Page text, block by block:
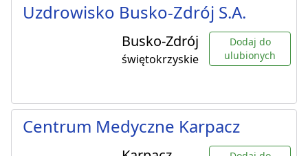
Uzdrowisko Busko-Zdrój S.A.
Busko-Zdrój
świętokrzyskie
Dodaj do
ulubionych
Centrum Medyczne Karpacz